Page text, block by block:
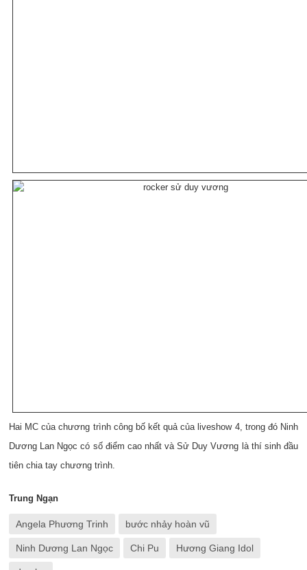
Hai MC của chương trình công bố kết quả của liveshow 4, trong đó Ninh
Dương Lan Ngọc có số điểm cao nhất và Sử Duy Vương là thí sinh đầu
tiên chia tay chương trình.
Trung Ngạn
Angela Phương Trinh bước nhảy hoàn vũ
Ninh Dương Lan Ngọc Chi Pu Hương Giang Idol